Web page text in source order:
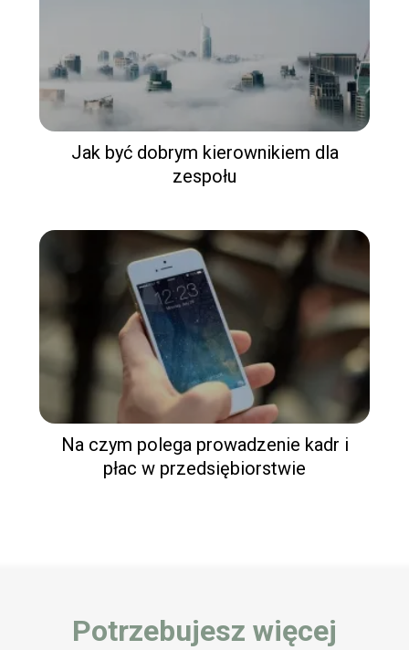
Jak być dobrym kierownikiem dla
zespołu
Na czym polega prowadzenie kadr i
płac w przedsiębiorstwie
Potrzebujesz więcej